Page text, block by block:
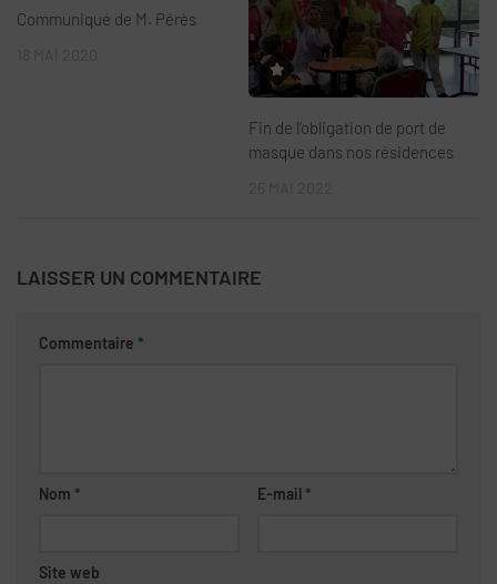
Communiqué de M. Pérès
Fin de l’obligation de port de
masque dans nos résidences
LAISSER UN COMMENTAIRE
Commentaire *
Nom * E-mail*
Site web